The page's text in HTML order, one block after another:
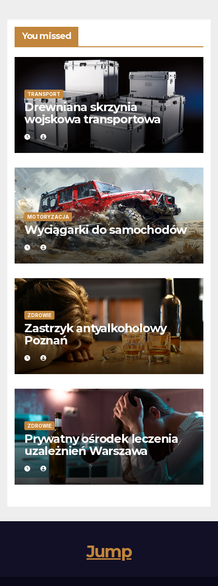
You missed
TRANSPORT
Drewniana skrzynia
wojskowa transportowa
MOTORYZACJA
Wyciągarki do samochodów
ZDROWIE
Zastrzyk antyalkoholowy
Poznań
ZDROWIE
Prywatny ośrodek leczenia
uzależnień Warszawa
Jump